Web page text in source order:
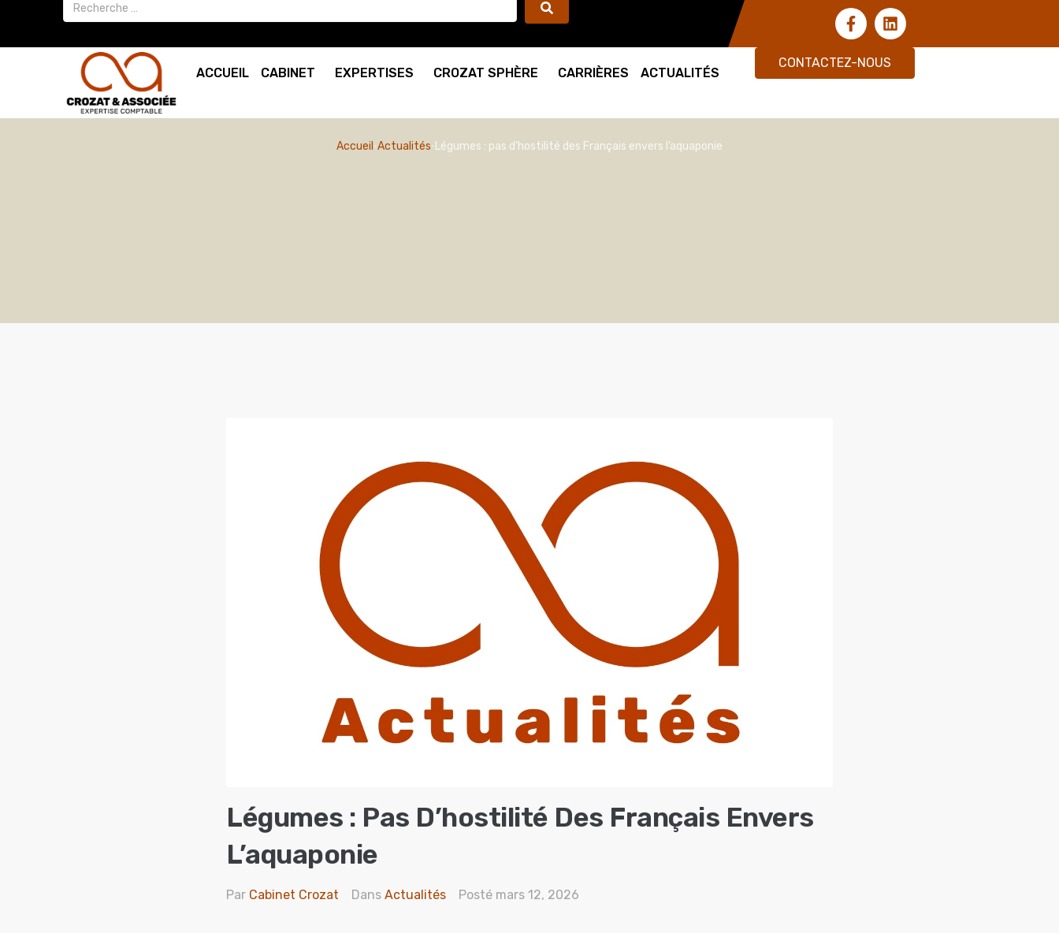
ACCUEIL CABINET EXPERTISES CROZAT SPHÈRE CARRIÈRES ACTUALITÉS
CONTACTEZ-NOUS
Accueil Actualités Légumes : pas d’hostilité des Français envers l’aquaponie
Légumes : Pas D’hostilité Des Français Envers
L’aquaponie
Par Cabinet Crozat Dans Actualités Posté mars 12, 2026